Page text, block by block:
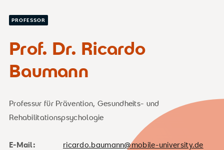
PROFESSOR
Prof. Dr. Ricardo
Baumann
Professur für Prävention, Gesundheits- und
Rehabilitationspsychologie
E-Mail:
ricardo.baumann@mobile-university.de